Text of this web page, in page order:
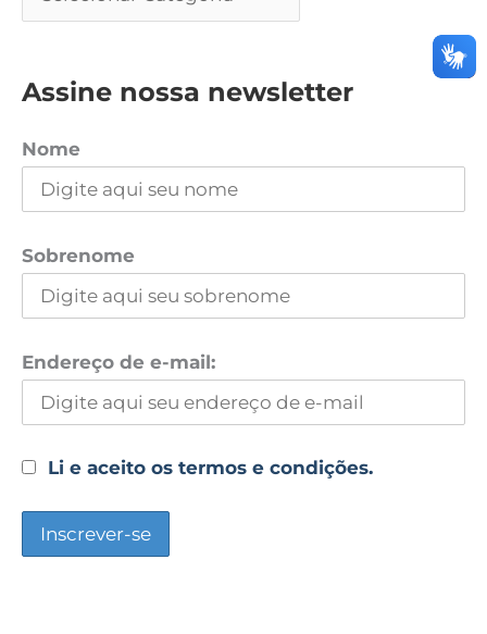
Assine nossa newsletter
Nome
Sobrenome
Endereço de e-mail:
Li e aceito os termos e condições.